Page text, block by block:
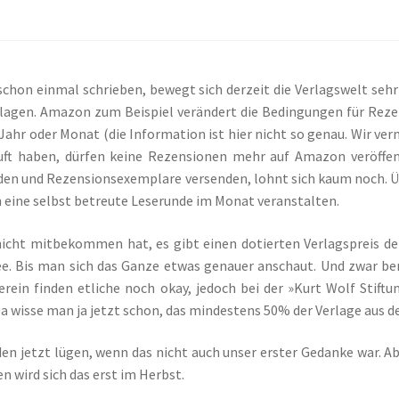
& Nikita
ImpressumIn 50 Tagen zur Mrs. Grey
– Oben ist UntenKasseKinder / JugendromaneLiebesromane
und ihre VertrautenManuskripteMein KontoMordsfreundin
mit mirSyker Phantastik Tage Über UnsUmweg ins Glück
WarenkorbWeil wir Mädchen sindWelcome
einmal schrieben, bewegt sich derzeit die Verlagswelt
Amazon zum Beispiel verändert die Bedingungen für
oder Monat (die Information ist hier nicht so genau. Wir
haben, dürfen keine Rezensionen mehr auf Amazon
und Rezensionsexemplare versenden, lohnt sich kaum
eine selbst betreute Leserunde im Monat veranstalten.
mitbekommen hat, es gibt einen dotierten Verlagspreis
Bis man sich das Ganze etwas genauer anschaut. Und zwar
finden etliche noch okay, jedoch bei der »Kurt Wolf
wisse man ja jetzt schon, das mindestens 50% der Verlage aus
jetzt lügen, wenn das nicht auch unser erster Gedanke war.
wird sich das erst im Herbst.